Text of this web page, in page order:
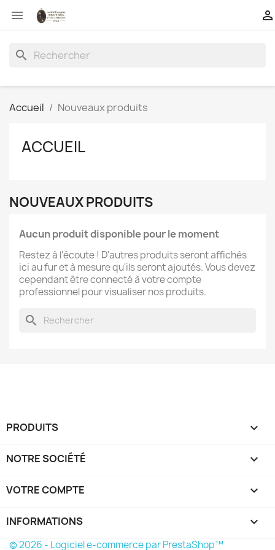
 
search
Accueil Nouveaux produits
ACCUEIL
NOUVEAUX PRODUITS
Aucun produit disponible pour le moment
Restez à l'écoute ! D'autres produits seront affichés
ici au fur et à mesure qu'ils seront ajoutés. Vous devez
cependant être connecté à votre compte
professionnel pour visualiser nos produits.
search
PRODUITS 
NOTRE SOCIÉTÉ 
VOTRE COMPTE 
INFORMATIONS keyboard_arrow_down
© 2026 - Logiciel e-commerce par PrestaShop™